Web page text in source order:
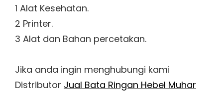
1 Alat Kesehatan.
2 Printer.
3 Alat dan Bahan percetakan.
Jika anda ingin menghubungi kami
Distributor Jual Bata Ringan Hebel Muhar